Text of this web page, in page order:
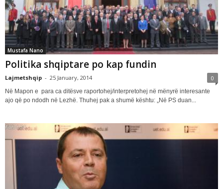
Mustafa Nano
Politika shqiptare po kap fundin
Lajmetshqip - 25 January, 2014 0
Në Mapon e para ca ditësve raportohej/interpretohej në mënyrë interesante
ajo që po ndodh në Lezhë. Thuhej pak a shumë kështu: „Në PS duan...